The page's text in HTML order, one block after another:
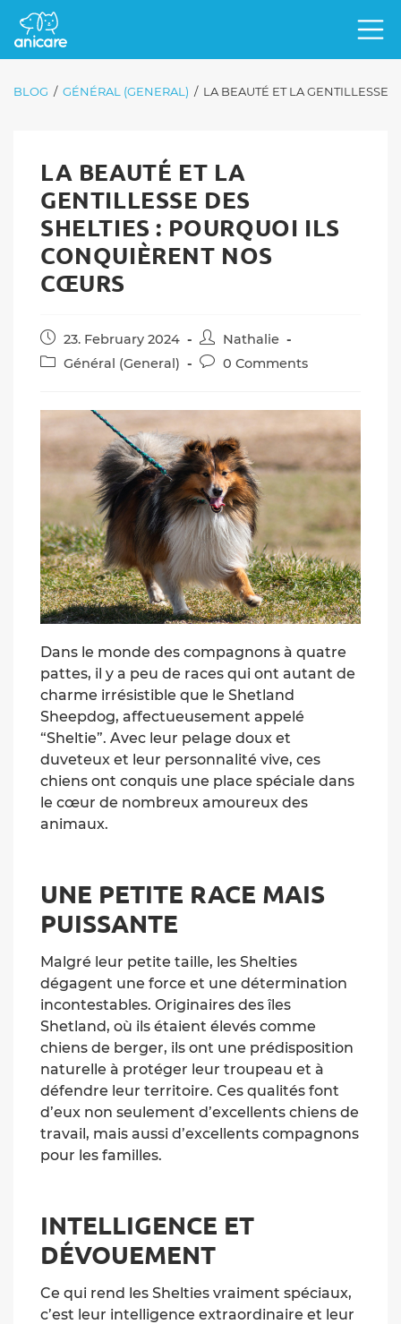
BLOG / GÉNÉRAL (GENERAL) / LA BEAUTÉ ET LA GENTILLESSE
LA BEAUTÉ ET LA
GENTILLESSE DES
SHELTIES : POURQUOI ILS
CONQUIÈRENT NOS
CŒURS
Post
published:
23. February 2024
Post
author:
Nathalie
PostGénéral (General)
Post0 Comments
Dans le monde des compagnons à quatre
pattes, il y a peu de races qui ont autant de
charme irrésistible que le Shetland
Sheepdog, affectueusement appelé
“Sheltie”. Avec leur pelage doux et
duveteux et leur personnalité vive, ces
chiens ont conquis une place spéciale dans
le cœur de nombreux amoureux des
animaux.
UNE PETITE RACE MAIS
PUISSANTE
Malgré leur petite taille, les Shelties
dégagent une force et une détermination
incontestables. Originaires des îles
Shetland, où ils étaient élevés comme
chiens de berger, ils ont une prédisposition
naturelle à protéger leur troupeau et à
défendre leur territoire. Ces qualités font
d’eux non seulement d’excellents chiens de
travail, mais aussi d’excellents compagnons
pour les familles.
INTELLIGENCE ET
DÉVOUEMENT
Ce qui rend les Shelties vraiment spéciaux,
c’est leur intelligence extraordinaire et leur